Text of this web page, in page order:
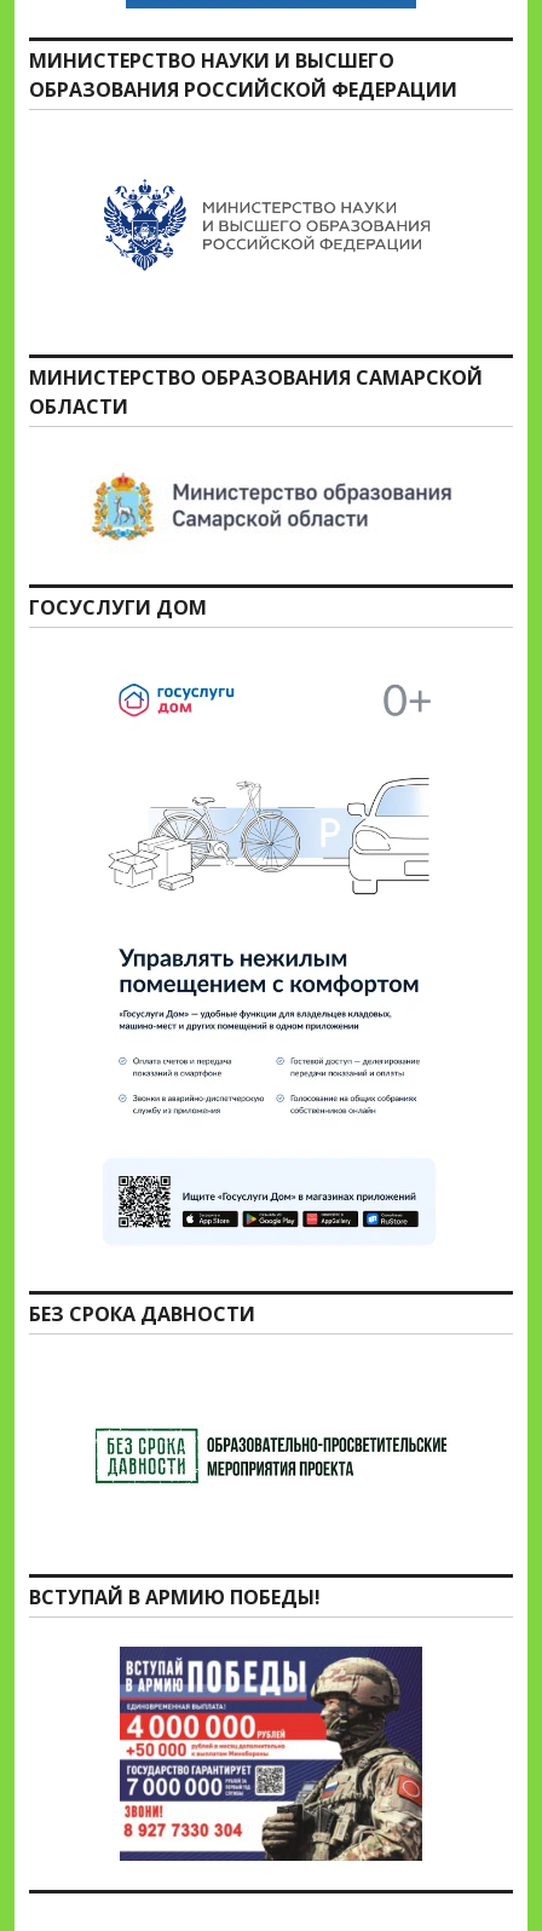
МИНИСТЕРСТВО НАУКИ И ВЫСШЕГО
ОБРАЗОВАНИЯ РОССИЙСКОЙ ФЕДЕРАЦИИ
МИНИСТЕРСТВО ОБРАЗОВАНИЯ САМАРСКОЙ
ОБЛАСТИ
ГОСУСЛУГИ ДОМ
БЕЗ СРОКА ДАВНОСТИ
ВСТУПАЙ В АРМИЮ ПОБЕДЫ!